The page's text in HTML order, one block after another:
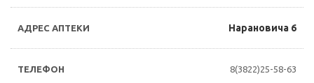
Нарановича 6
8(3822)25-58-63